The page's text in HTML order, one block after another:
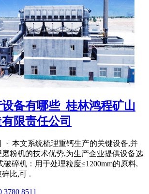
备有哪些_桂林鸿程矿山
限责任公司
· 本文系统梳理重钙生产的关键设备,并
粉机的技术优势,为生产企业提供设备选
破碎机：用于处理粒度≤1200mm的原料,
比,可 .
8511